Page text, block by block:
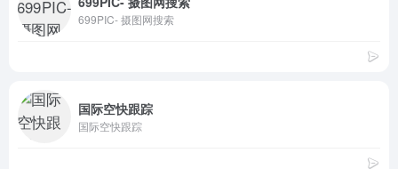
699PIC- 摄图网搜索
国际空快跟踪
国际空快跟踪